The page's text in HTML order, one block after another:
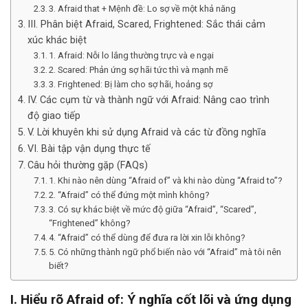
3. Afraid that + Mệnh đề: Lo sợ về một khả năng
III. Phân biệt Afraid, Scared, Frightened: Sắc thái cảm
xúc khác biệt
1. Afraid: Nỗi lo lắng thường trực và e ngại
2. Scared: Phản ứng sợ hãi tức thì và mạnh mẽ
3. Frightened: Bị làm cho sợ hãi, hoảng sợ
IV. Các cụm từ và thành ngữ với Afraid: Nâng cao trình
độ giao tiếp
V. Lời khuyên khi sử dụng Afraid và các từ đồng nghĩa
VI. Bài tập vận dụng thực tế
Câu hỏi thường gặp (FAQs)
1. Khi nào nên dùng “Afraid of” và khi nào dùng “Afraid to”?
2. “Afraid” có thể đứng một mình không?
3. Có sự khác biệt về mức độ giữa “Afraid”, “Scared”,
“Frightened” không?
4. “Afraid” có thể dùng để đưa ra lời xin lỗi không?
5. Có những thành ngữ phổ biến nào với “Afraid” mà tôi nên
biết?
I. Hiểu rõ Afraid of: Ý nghĩa cốt lõi và ứng dụng